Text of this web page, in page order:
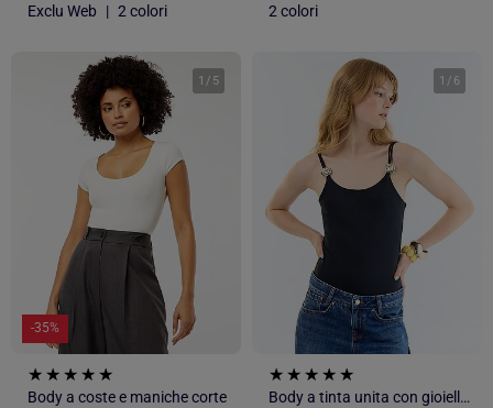
Exclu Web | 2 colori 2 colori
1 / 5
-35%
Body a coste e maniche corte
1 / 6
Body a tinta unita con gioielli fantasia sulle spalline